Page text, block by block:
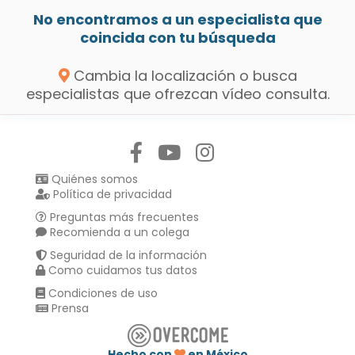
No encontramos a un especialista que
coincida con tu búsqueda
Cambia la localización o busca
especialistas que ofrezcan vídeo consulta.
Quiénes somos
Política de privacidad
Preguntas más frecuentes
Recomienda a un colega
Seguridad de la información
Como cuidamos tus datos
Condiciones de uso
Prensa